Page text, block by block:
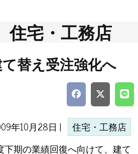
住宅・工務店
替え受注強化へ
年10月28日 | 住宅・工務店
下期の業績回復へ向けて、建て